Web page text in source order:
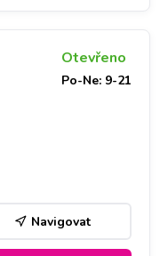
Otevřeno
Po-Ne: 9-21
Navigovat